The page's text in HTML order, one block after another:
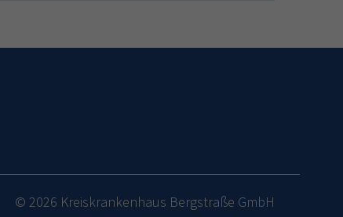
© 2026 Kreiskrankenhaus Bergstraße GmbH